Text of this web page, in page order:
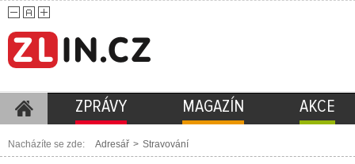
ZPRÁVY MAGAZÍN AKCE
Nacházíte se zde: Adresář > Stravování